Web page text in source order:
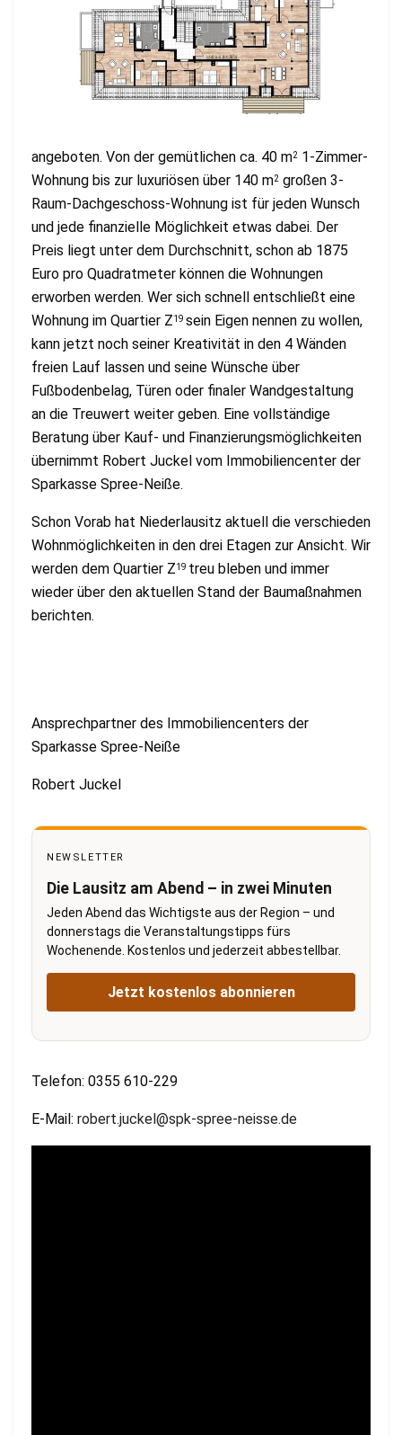
angeboten. Von der gemütlichen ca. 40 m2 1-Zimmer-
Wohnung bis zur luxuriösen über 140 m2 großen 3-
Raum-Dachgeschoss-Wohnung ist für jeden Wunsch
und jede finanzielle Möglichkeit etwas dabei. Der
Preis liegt unter dem Durchschnitt, schon ab 1875
Euro pro Quadratmeter können die Wohnungen
erworben werden. Wer sich schnell entschließt eine
Wohnung im Quartier Z19 sein Eigen nennen zu wollen,
kann jetzt noch seiner Kreativität in den 4 Wänden
freien Lauf lassen und seine Wünsche über
Fußbodenbelag, Türen oder finaler Wandgestaltung
an die Treuwert weiter geben. Eine vollständige
Beratung über Kauf- und Finanzierungsmöglichkeiten
übernimmt Robert Juckel vom Immobiliencenter der
Sparkasse Spree-Neiße.
Schon Vorab hat Niederlausitz aktuell die verschieden
Wohnmöglichkeiten in den drei Etagen zur Ansicht. Wir
werden dem Quartier Z19 treu bleben und immer
wieder über den aktuellen Stand der Baumaßnahmen
berichten.
Ansprechpartner des Immobiliencenters der
Sparkasse Spree-Neiße
Robert Juckel
NEWSLETTER
Die Lausitz am Abend – in zwei Minuten
Jeden Abend das Wichtigste aus der Region – und
donnerstags die Veranstaltungstipps fürs
Wochenende. Kostenlos und jederzeit abbestellbar.
Jetzt kostenlos abonnieren
Telefon: 0355 610-229
E-Mail: robert.juckel@spk-spree-neisse.de